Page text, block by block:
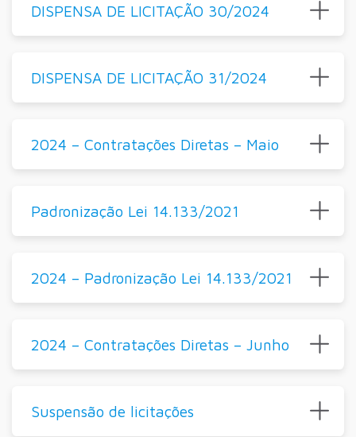
DISPENSA DE LICITAÇÃO 30/2024
DISPENSA DE LICITAÇÃO 31/2024
2024 – Contratações Diretas – Maio
Padronização Lei 14.133/2021
2024 – Padronização Lei 14.133/2021
2024 – Contratações Diretas – Junho
Suspensão de licitações